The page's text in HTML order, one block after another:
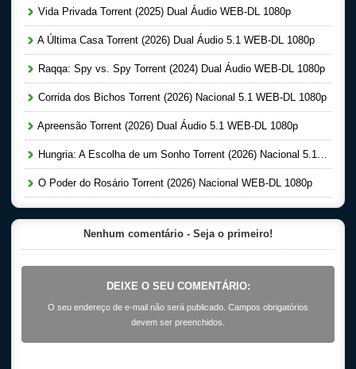
Vida Privada Torrent (2025) Dual Áudio WEB-DL 1080p
A Última Casa Torrent (2026) Dual Áudio 5.1 WEB-DL 1080p
Raqqa: Spy vs. Spy Torrent (2024) Dual Áudio WEB-DL 1080p
Corrida dos Bichos Torrent (2026) Nacional 5.1 WEB-DL 1080p
Apreensão Torrent (2026) Dual Áudio 5.1 WEB-DL 1080p
Hungria: A Escolha de um Sonho Torrent (2026) Nacional 5.1 WEB-DL 1080p
O Poder do Rosário Torrent (2026) Nacional WEB-DL 1080p
Nenhum comentário - Seja o primeiro!
DEIXE O SEU COMENTÁRIO:
O seu endereço de e-mail não será publicado. Campos obrigatórios
devem ser preenchidos.